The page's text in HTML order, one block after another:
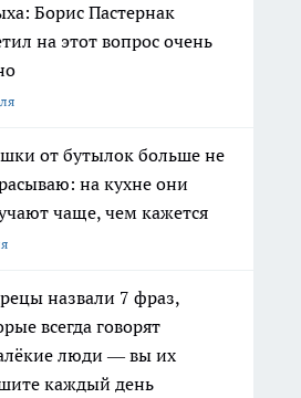
Борис Пастернак
на этот вопрос очень
от бутылок больше не
на кухне они
чаще, чем кажется
назвали 7 фраз,
всегда говорят
люди — вы их
каждый день